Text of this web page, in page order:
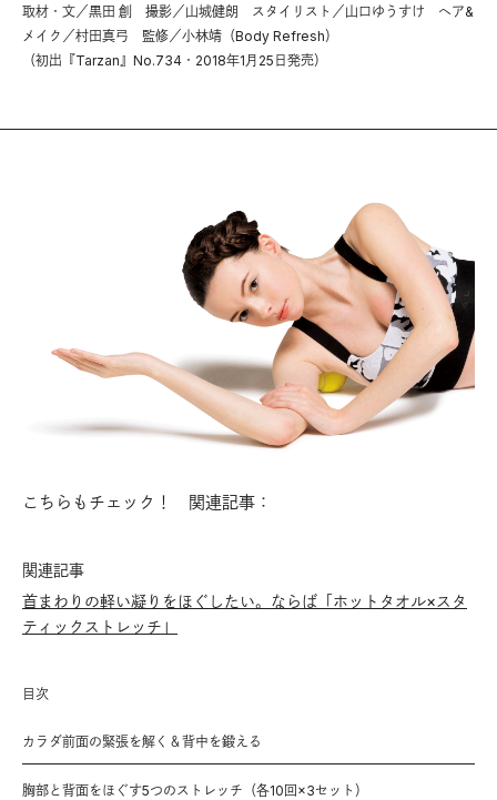
取材・文／黒田 創 撮影／山城健朗 スタイリスト／山口ゆうすけ ヘア&
メイク／村田真弓 監修／小林靖（Body Refresh）
（初出『Tarzan』No.734・2018年1月25日発売）
こちらもチェック！ 関連記事：
関連記事
首まわりの軽い凝りをほぐしたい。ならば「ホットタオル×スタ
ティックストレッチ」
目次
カラダ前面の緊張を解く＆背中を鍛える
胸部と背面をほぐす5つのストレッチ（各10回×3セット）